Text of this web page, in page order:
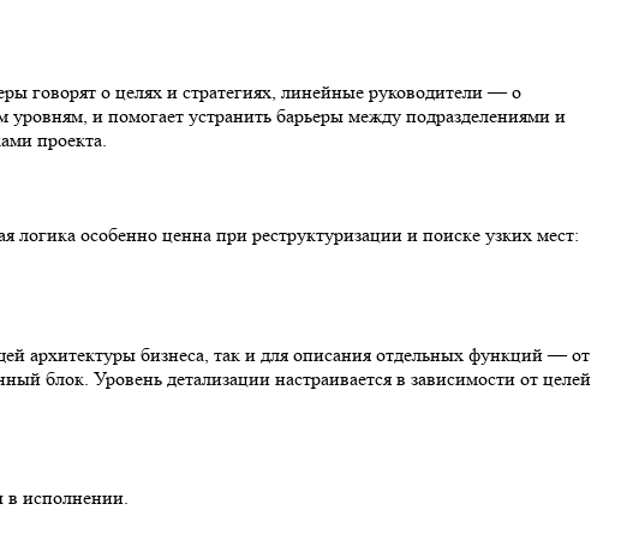
говорят о целях и стратегиях, линейные руководители — о
и помогает устранить барьеры между подразделениями и
проекта.
логика особенно ценна при реструктуризации и поиске узких мест:
архитектуры бизнеса, так и для описания отдельных функций — от
блок. Уровень детализации настраивается в зависимости от целей
в исполнении.